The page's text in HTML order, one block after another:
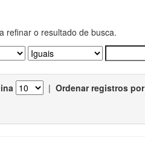
refinar o resultado de busca.
| Ordenar registros por